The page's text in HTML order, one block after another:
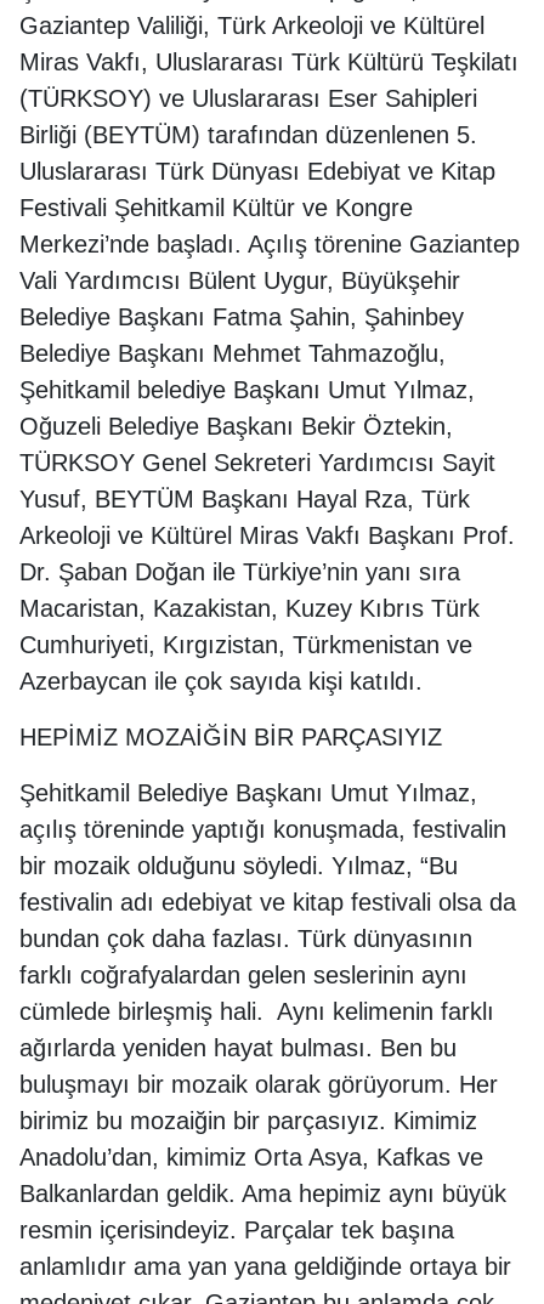
Gaziantep Valiliği, Türk Arkeoloji ve Kültürel
Miras Vakfı, Uluslararası Türk Kültürü Teşkilatı
(TÜRKSOY) ve Uluslararası Eser Sahipleri
Birliği (BEYTÜM) tarafından düzenlenen 5.
Uluslararası Türk Dünyası Edebiyat ve Kitap
Festivali Şehitkamil Kültür ve Kongre
Merkezi’nde başladı. Açılış törenine Gaziantep
Vali Yardımcısı Bülent Uygur, Büyükşehir
Belediye Başkanı Fatma Şahin, Şahinbey
Belediye Başkanı Mehmet Tahmazoğlu,
Şehitkamil belediye Başkanı Umut Yılmaz,
Oğuzeli Belediye Başkanı Bekir Öztekin,
TÜRKSOY Genel Sekreteri Yardımcısı Sayit
Yusuf, BEYTÜM Başkanı Hayal Rza, Türk
Arkeoloji ve Kültürel Miras Vakfı Başkanı Prof.
Dr. Şaban Doğan ile Türkiye’nin yanı sıra
Macaristan, Kazakistan, Kuzey Kıbrıs Türk
Cumhuriyeti, Kırgızistan, Türkmenistan ve
Azerbaycan ile çok sayıda kişi katıldı.
HEPİMİZ MOZAİĞİN BİR PARÇASIYIZ
Şehitkamil Belediye Başkanı Umut Yılmaz,
açılış töreninde yaptığı konuşmada, festivalin
bir mozaik olduğunu söyledi. Yılmaz, “Bu
festivalin adı edebiyat ve kitap festivali olsa da
bundan çok daha fazlası. Türk dünyasının
farklı coğrafyalardan gelen seslerinin aynı
cümlede birleşmiş hali. Aynı kelimenin farklı
ağırlarda yeniden hayat bulması. Ben bu
buluşmayı bir mozaik olarak görüyorum. Her
birimiz bu mozaiğin bir parçasıyız. Kimimiz
Anadolu’dan, kimimiz Orta Asya, Kafkas ve
Balkanlardan geldik. Ama hepimiz aynı büyük
resmin içerisindeyiz. Parçalar tek başına
anlamlıdır ama yan yana geldiğinde ortaya bir